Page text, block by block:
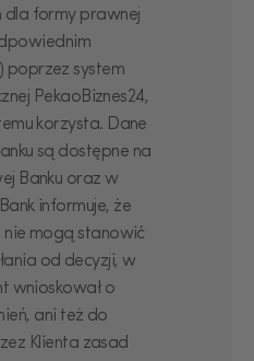
dla formy prawnej
poprzez system
PekaoBiznes24,
korzysta. Dane
są dostępne na
Banku oraz w
informuje, że
nie mogą stanowić
od decyzji, w
wnioskował o
ani też do
Klienta zasad